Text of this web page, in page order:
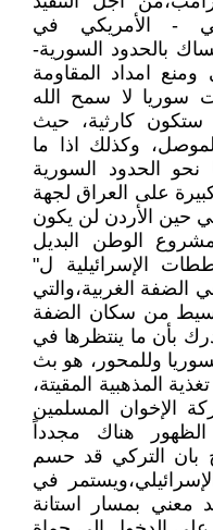
- الأمريكي في
بالحدود السورية-
ومنع امداد المقاومة
سوريا لا سمح الله
ستكون كارثية، حيث
وكذلك اذا ما
نحو الحدود السورية
على العراق لجهة
حين الأردن لن يكون
الوطن البديل
الإسرائيلية ل"
الضفة الغربية،والتي
من سكان الضفة
بأن ما ينتظرها في
وللمحور، هو بث
المذهبية المقيتة،
الإخوان المسلمين
هناك مجدداً
بان التركي قد حسم
في
معني بمسار استانة